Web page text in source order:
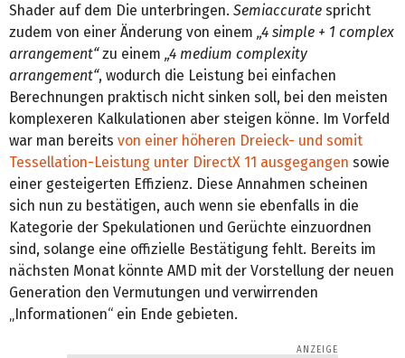
Shader auf dem Die unterbringen. Semiaccurate spricht
zudem von einer Änderung von einem „4 simple + 1 complex
arrangement“zu einem „4 medium complexity
arrangement“, wodurch die Leistung bei einfachen
Berechnungen praktisch nicht sinken soll, bei den meisten
komplexeren Kalkulationen aber steigen könne. Im Vorfeld
war man bereits von einer höheren Dreieck- und somit
Tessellation-Leistung unter DirectX 11 ausgegangen sowie
einer gesteigerten Effizienz. Diese Annahmen scheinen
sich nun zu bestätigen, auch wenn sie ebenfalls in die
Kategorie der Spekulationen und Gerüchte einzuordnen
sind, solange eine offizielle Bestätigung fehlt. Bereits im
nächsten Monat könnte AMD mit der Vorstellung der neuen
Generation den Vermutungen und verwirrenden
„Informationen“ ein Ende gebieten.